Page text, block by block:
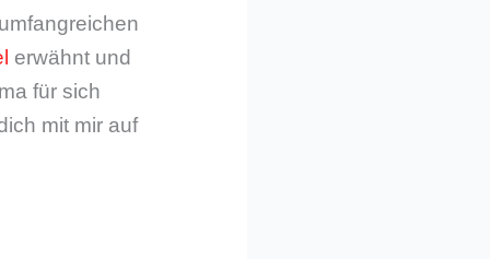
erwähnt und
für sich
mit mir auf